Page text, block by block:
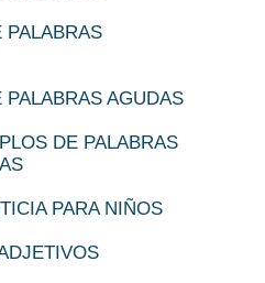
PALABRAS
AGUDAS
DE PALABRAS
PARA NIÑOS